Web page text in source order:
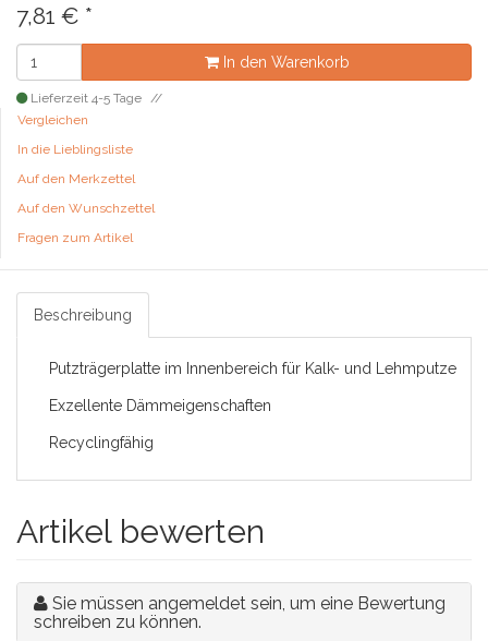
7,81 € *
In den Warenkorb
Lieferzeit 4-5 Tage
Vergleichen
In die Lieblingsliste
Auf den Merkzettel
Auf den Wunschzettel
Fragen zum Artikel
Beschreibung
Putzträgerplatte im Innenbereich für Kalk- und Lehmputze
Exzellente Dämmeigenschaften
Recyclingfähig
Artikel bewerten
Sie müssen angemeldet sein, um eine Bewertung
schreiben zu können.